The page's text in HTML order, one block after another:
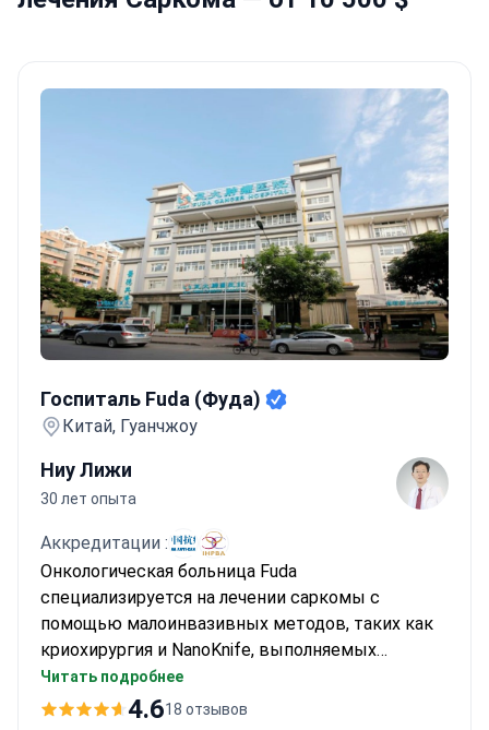
Госпиталь Fuda (Фуда)
Китай, Гуанчжоу
Ниу Лижи
30 лет опыта
Аккредитации :
Онкологическая больница Fuda
специализируется на лечении саркомы с
помощью малоинвазивных методов, таких как
криохирургия и NanoKnife, выполняемых
профессором Ню Личжи, который провел более
10 000 криохирургических операций и более 500
Читать подробнее
4.618 отзывов